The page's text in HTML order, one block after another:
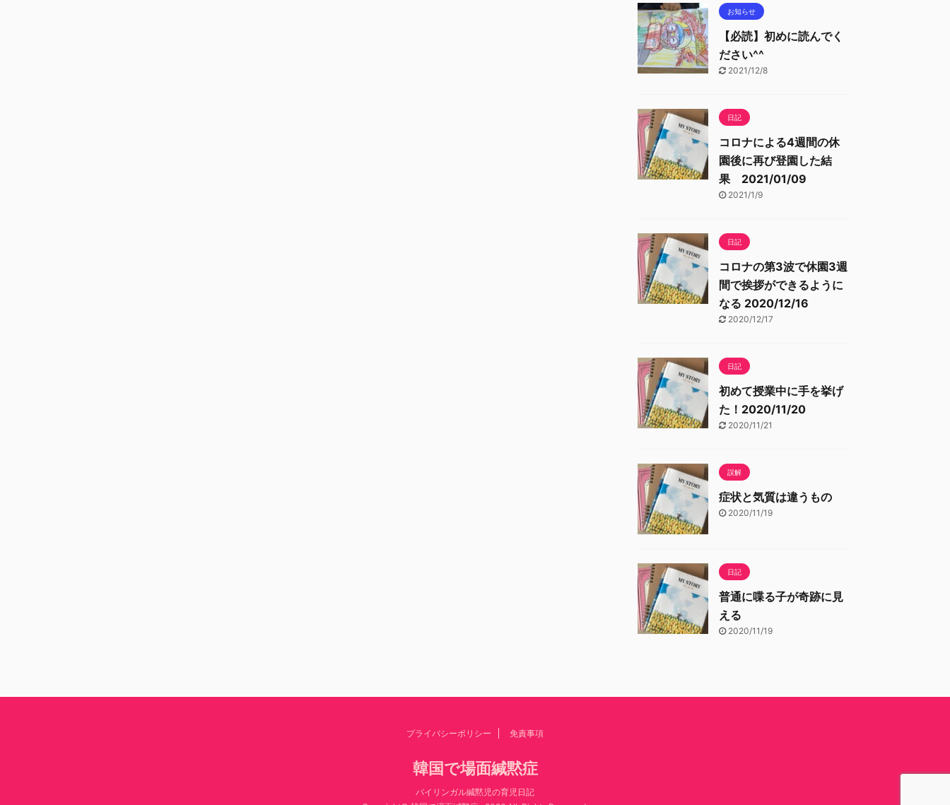
お知らせ
【必読】初めに読んでく
ださい^^
2021/12/8
日記
コロナによる4週間の休
園後に再び登園した結
果 2021/01/09
2021/1/9
日記
コロナの第3波で休園3週
間で挨拶ができるように
なる 2020/12/16
2020/12/17
日記
初めて授業中に手を挙げ
た！2020/11/20
2020/11/21
誤解
症状と気質は違うもの
2020/11/19
日記
普通に喋る子が奇跡に見
える
2020/11/19
プライバシーポリシー 免責事項
韓国で場面緘黙症
バイリンガル緘黙児の育児日記